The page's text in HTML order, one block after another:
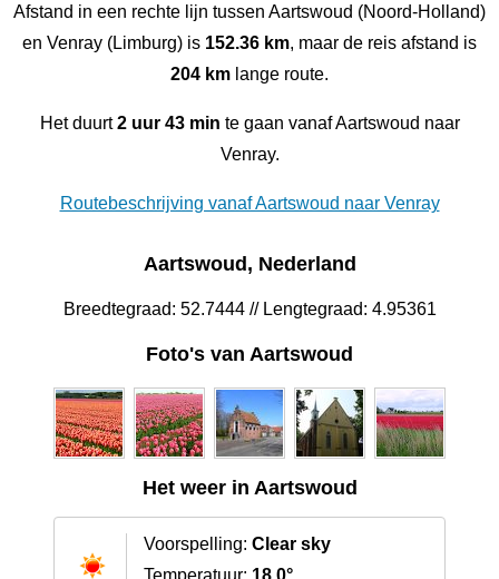
Afstand in een rechte lijn tussen Aartswoud (Noord-Holland)
en Venray (Limburg) is 152.36 km, maar de reis afstand is
204 km lange route.
Het duurt2 uur 43 min te gaan vanaf Aartswoud naar
Venray.
Routebeschrijving vanaf Aartswoud naar Venray
Aartswoud, Nederland
Breedtegraad: 52.7444 // Lengtegraad: 4.95361
Foto's van Aartswoud
Het weer in Aartswoud
Voorspelling: Clear sky